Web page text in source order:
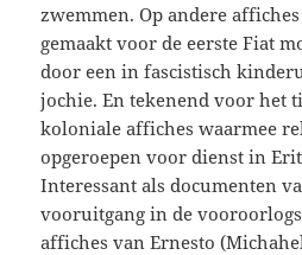
zwemmen. Op andere
gemaakt voor de eerste Fiat
door een in fascistisch
jochie. En tekenend voor het
koloniale affiches waarmee
opgeroepen voor dienst in
Interessant als documenten
vooruitgang in de
affiches van Ernesto